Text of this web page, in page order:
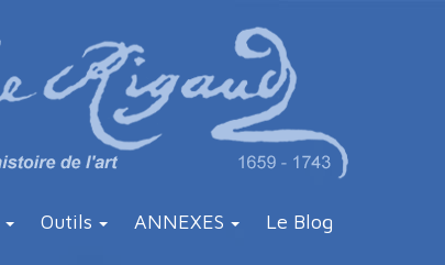
Outils ANNEXES Le Blog